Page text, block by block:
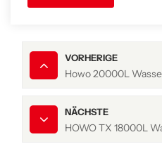
VORHERIGE
Howo 20000L
NÄCHSTE
HOWO TX 18000L